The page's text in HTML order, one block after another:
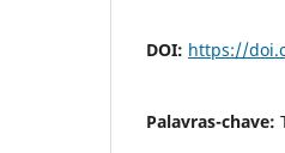
DOI: https://
Palavras-chave: